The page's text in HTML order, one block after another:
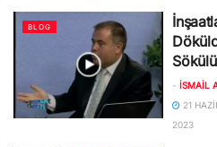
BLOG
- İSMAIL
21
2023